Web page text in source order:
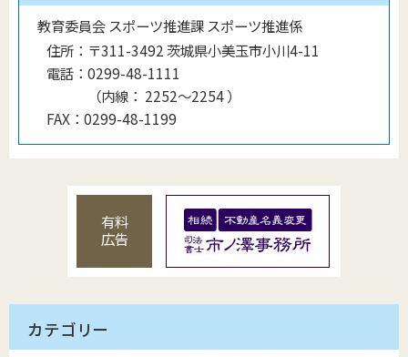
教育委員会 スポーツ推進課 スポーツ推進係
住所： 〒311-3492 茨城県小美玉市小川4-11
電話： 0299-48-1111
（内線 ： 2252～2254）
FAX： 0299-48-1199
有料
広告
カテゴリー